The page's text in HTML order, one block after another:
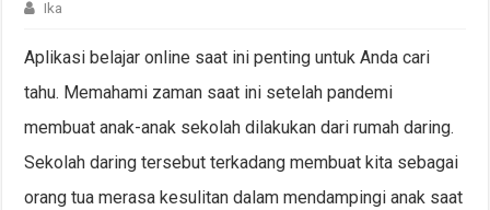
Ika
Aplikasi belajar online saat ini penting untuk Anda cari
tahu. Memahami zaman saat ini setelah pandemi
membuat anak-anak sekolah dilakukan dari rumah daring.
Sekolah daring tersebut terkadang membuat kita sebagai
orang tua merasa kesulitan dalam mendampingi anak saat